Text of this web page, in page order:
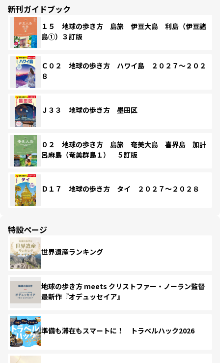
新刊ガイドブック
１５ 地球の歩き方 島旅 伊豆大島 利島（伊豆諸
島①）３訂版
Ｃ０２ 地球の歩き方 ハワイ島 ２０２７～２０２
８
Ｊ３３ 地球の歩き方 墨田区
０２ 地球の歩き方 島旅 奄美大島 喜界島 加計
呂麻島（奄美群島１） ５訂版
Ｄ１７ 地球の歩き方 タイ ２０２７～２０２８
特設ページ
世界遺産ランキング
地球の歩き方 meets クリストファー・ノーラン監督
最新作『オデュッセイア』
準備も滞在もスマートに！ トラベルハック2026